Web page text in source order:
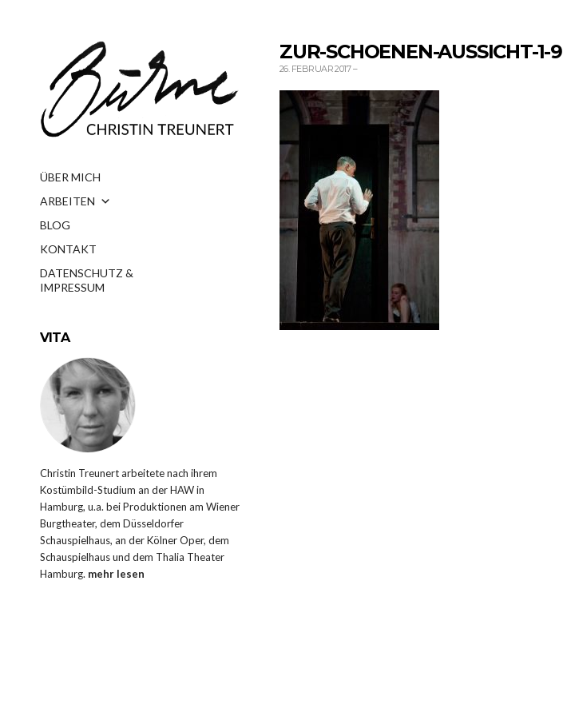
ÜBER MICH
ARBEITEN
BLOG
KONTAKT
DATENSCHUTZ &
IMPRESSUM
VITA
Christin Treunert arbeitete nach ihrem
Kostümbild-Studium an der HAW in
Hamburg, u.a. bei Produktionen am Wiener
Burgtheater, dem Düsseldorfer
Schauspielhaus, an der Kölner Oper, dem
Schauspielhaus und dem Thalia Theater
Hamburg. mehr lesen
ZUR-SCHOENEN-AUSSICHT-1-9
26. FEBRUAR 2017–